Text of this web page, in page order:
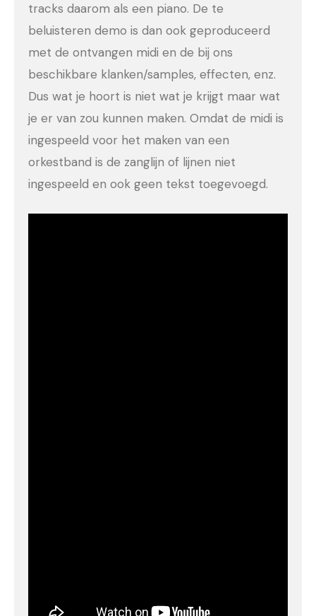
tracks daarom als een piano. De te
beluisteren demo is dan ook geproduceerd
met de ontvangen midi en de bij ons
beschikbare klanken/samples, effecten, enz.
Dus wat je hoort is niet wat je krijgt maar wat
je er van zou kunnen maken. Omdat de midi is
ingespeeld voor het maken van een
orkestband is de zanglijn of lijnen niet
ingespeeld en ook geen tekst toegevoegd.